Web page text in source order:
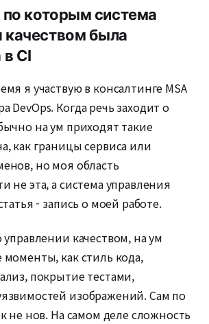
по которым система
качеством была
CI
я участвую в консалтинге MSA
DevOps. Когда речь заходит о
на ум приходят такие
как границы сервиса или
но моя область
не эта, а система управления
- запись о моей работе.
управлении качеством, на ум
моменты, как стиль кода,
покрытие тестами,
изображений. Сам по
не нов. На самом деле сложность